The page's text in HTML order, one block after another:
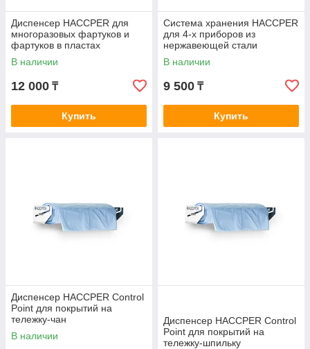
Диспенсер HACCPER для
многоразовых фартуков и
фартуков в пластах
В наличии
12 000 ₸
Купить
Система хранения HACCPER
для 4-х приборов из
нержавеющей стали
В наличии
9 500 ₸
Купить
Диспенсер HACCPER Control
Point для покрытий на
тележку-чан
В наличии
Диспенсер HACCPER Control
Point для покрытий на
тележку-шпильку